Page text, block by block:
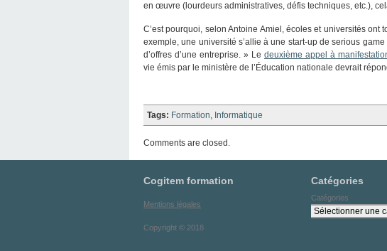
en œuvre (lourdeurs administratives, défis techniques, etc.),
C’est pourquoi, selon Antoine Amiel, écoles et universités
exemple, une université s’allie à une start-up de serious
d’offres d’une entreprise. » Le deuxième appel à
vie émis par le ministère de l’Éducation nationale devrait
Tags: Formation, Informatique
Comments are closed.
Cogitem formation
Mentions légales
Copyright © 2018
Catégories
Catégories